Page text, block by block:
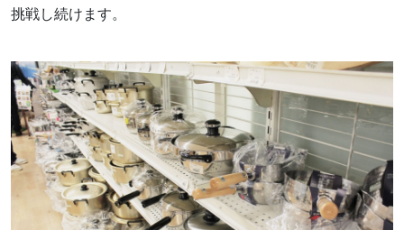
挑戦し続けます。